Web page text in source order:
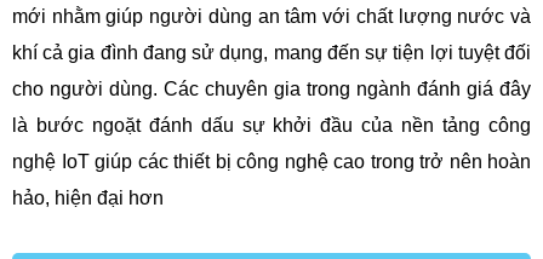
mới nhằm giúp người dùng an tâm với chất lượng nước và
khí cả gia đình đang sử dụng, mang đến sự tiện lợi tuyệt đối
cho người dùng. Các chuyên gia trong ngành đánh giá đây
là bước ngoặt đánh dấu sự khởi đầu của nền tảng công
nghệ IoT giúp các thiết bị công nghệ cao trong trở nên hoàn
hảo, hiện đại hơn